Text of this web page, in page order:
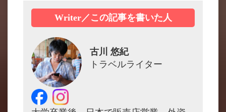
Writer／この記事を書いた人
古川 悠紀
トラベルライター